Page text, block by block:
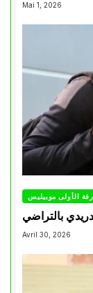
Mai 1, 2026
الأولى موبيليس
بالتراضي
Avril 30, 2026